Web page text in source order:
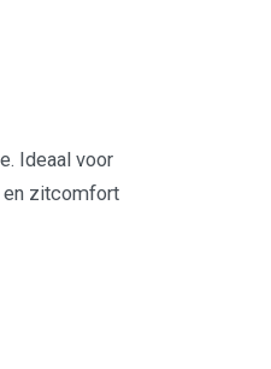
Ideaal voor
en zitcomfort